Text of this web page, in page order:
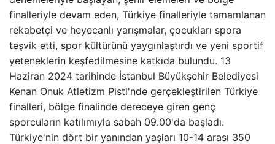
finalleriyle devam eden, Türkiye finalleriyle tamamlanan
rekabetçi ve heyecanlı yarışmalar, çocukları spora
teşvik etti, spor kültürünü yaygınlaştırdı ve yeni sportif
yeteneklerin keşfedilmesine katkıda bulundu. 13
Haziran 2024 tarihinde İstanbul Büyükşehir Belediyesi
Kenan Onuk Atletizm Pisti'nde gerçekleştirilen Türkiye
finalleri, bölge finalinde dereceye giren genç
sporcuların katılımıyla sabah 09.00'da başladı.
Türkiye'nin dört bir yanından yaşları 10-14 arası 350